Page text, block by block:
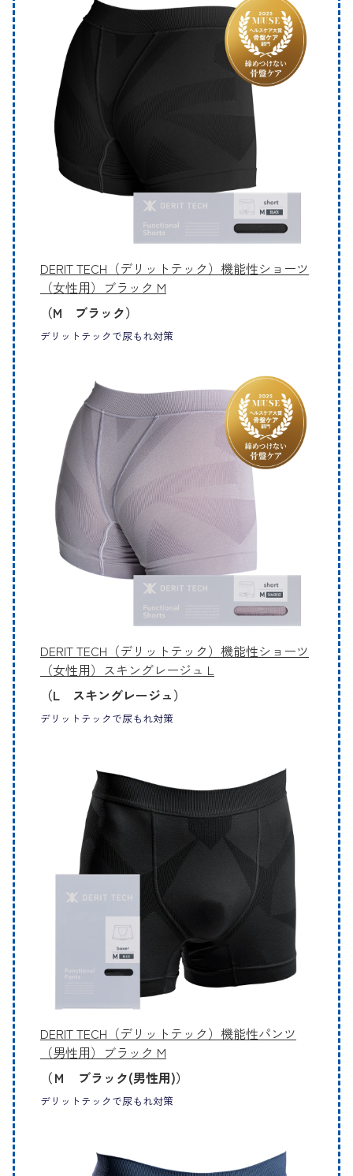
DERIT TECH（デリットテック）機能性ショーツ
（女性用）ブラック M
（M ブラック）
デリットテックで尿もれ対策
DERIT TECH（デリットテック）機能性ショーツ
（女性用）スキングレージュ L
（L スキングレージュ）
デリットテックで尿もれ対策
DERIT TECH（デリットテック）機能性パンツ
（男性用）ブラック M
（Ｍ ブラック(男性用)）
デリットテックで尿もれ対策